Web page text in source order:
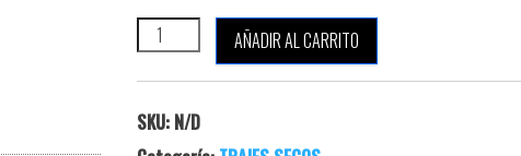
SCUBAFORCE EXPORER NST cantidad
AÑADIR AL CARRITO
SKU: N/D